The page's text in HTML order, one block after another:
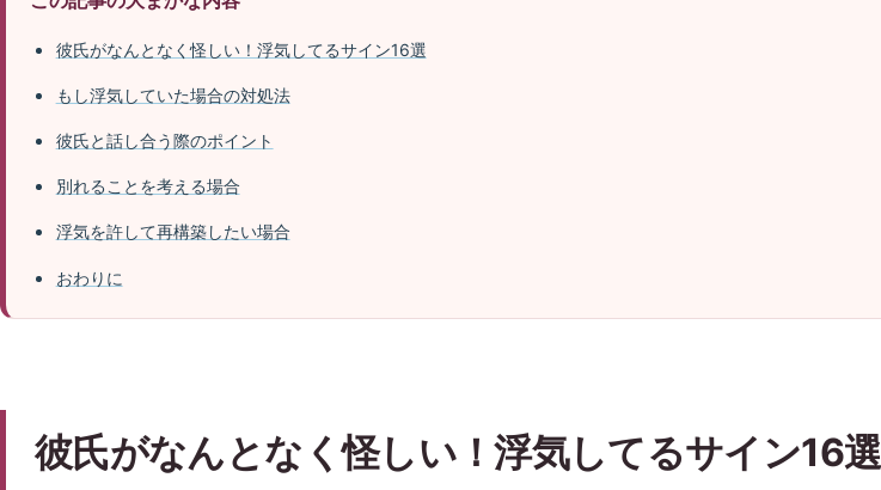
彼氏がなんとなく怪しい！浮気してるサイン16選
もし浮気していた場合の対処法
彼氏と話し合う際のポイント
別れることを考える場合
浮気を許して再構築したい場合
おわりに
彼氏がなんとなく怪しい！浮気してるサイン16選